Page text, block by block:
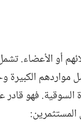
أو الأعضاء.
الكبيرة
السوقية. فهو